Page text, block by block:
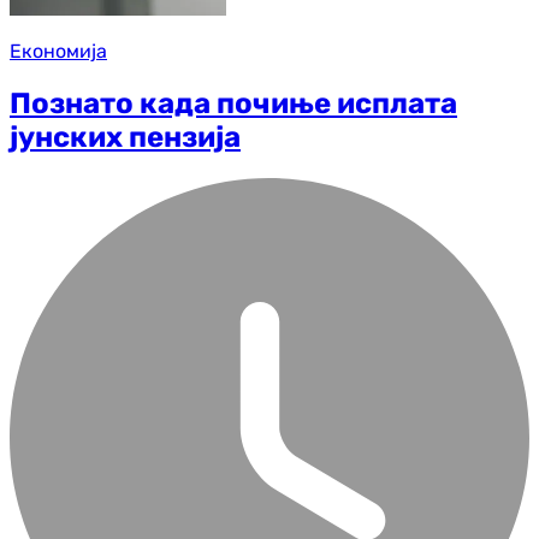
Економија
Познато када почиње исплата
јунских пензија